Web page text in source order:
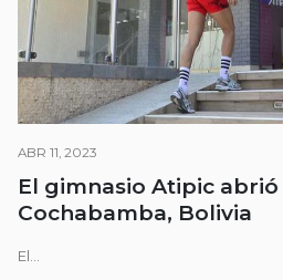
ABR 11, 2023
El gimnasio Atipic
Cochabamba, Bolivia
El...